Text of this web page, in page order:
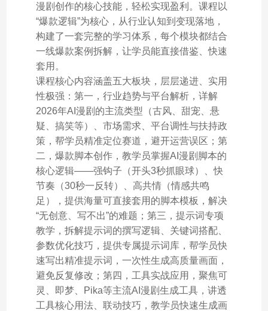
漫剧创作的核心技能，轻松实现盈利。课程以
“爆款逻辑”为核心，从行业认知到变现落地，
构建了一套完整的学习体系，每个模块都结合
一线爆款案例拆解，让学员能直接借鉴、快速
套用。
课程核心内容涵盖五大板块，层层递进、实用
性极强：第一，行业趋势与平台解析，详解
2026年AI漫剧的主流类型（古风、甜宠、悬
疑、搞笑等）、市场需求、平台调性与扶持政
策，帮学员精准定位赛道，避开运营误区；第
二，爆款脚本创作，教学员掌握AI漫剧脚本的
核心逻辑——强钩子（开头3秒抓眼球）、快
节奏（30秒一反转）、高共情（情感共鸣
足），提供海量可直接套用的脚本模板，解决
“无创意、写不出”的难题；第三，提示词专项
教学，拆解提示词的撰写逻辑、关键词搭配、
参数优化技巧，提供专属提示词库，帮学员快
速写出精准提示词，一次性生成高质量画面，
避免反复修改；第四，工具实战应用，聚焦可
灵、即梦、Pika等主流AI漫剧生成工具，讲透
工具核心用法、联动技巧，教学员快速生成画